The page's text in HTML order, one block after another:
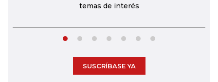
temas de interés
SUSCRÍBASE YA